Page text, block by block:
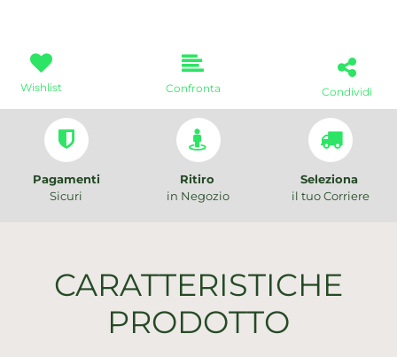
Wishlist Confronta Condividi
Pagamenti
Sicuri
Ritiro
in Negozio
Seleziona
il tuo Corriere
CARATTERISTICHE
PRODOTTO